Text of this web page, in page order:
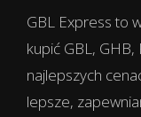
GBL Express to
kupić GBL, GHB,
najlepszych
lepsze,